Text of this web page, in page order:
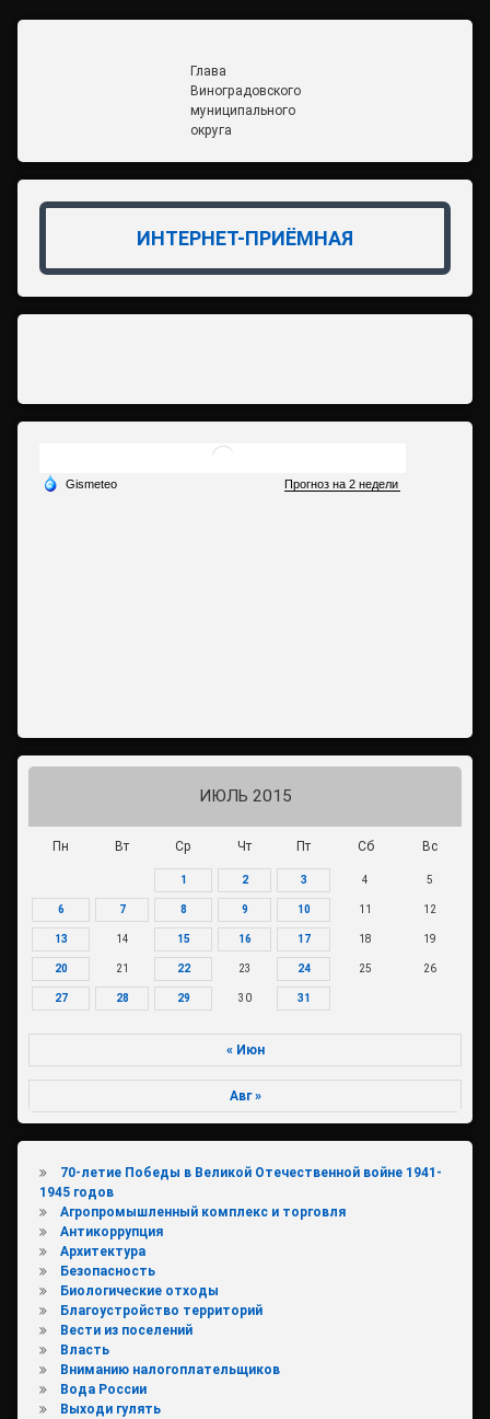
Глава
Виноградовского
муниципального
округа
ИНТЕРНЕТ-ПРИЁМНАЯ
ИЮЛЬ 2015
Пн Вт Ср Чт Пт Сб Вс
1 2 3 4 5
6 7 8 9 10 11 12
13 14 15 16 17 18 19
20 21 22 23 24 25 26
27 28 29 30 31
« Июн
Авг »
70-летие Победы в Великой Отечественной войне 1941-
1945 годов
Агропромышленный комплекс и торговля
Антикоррупция
Архитектура
Безопасность
Биологические отходы
Благоустройство территорий
Вести из поселений
Власть
Вниманию налогоплательщиков
Вода России
Выходи гулять